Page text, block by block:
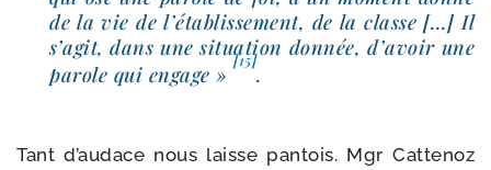
de la vie de l’é­ta­blis­se­ment, de la classe […] Il
s’a­git, dans une situa­tion don­née, d’a­voir une
parole qui engage »
[15]
.
Tant d’au­dace nous laisse pan­tois. Mgr Cattenoz